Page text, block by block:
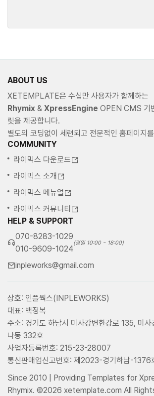
ABOUT US
XETEMPLATE은 수십만 사용자가 함께하는
Rhymix & XpressEngine OPEN CMS 기
릿을 제공합니다.
별도의 코딩없이 세련되고 전문적인 홈페이지
COMMUNITY
라이믹스 다운로드
라이믹스 소개
라이믹스 메뉴얼
라이믹스 커뮤니티
HELP & SUPPORT
070-8283-1029
010-9609-1024
(평일 10:00 ~ 18:00)
inpleworks@gmail.com
상호: 인플웍스(INPLEWORKS)
대표: 백정복
주소: 경기도 하남시 미사강변한강로 135, 미사
나동 332호
사업자등록번호: 215-23-28007
통신판매업신고번호: 제2023-경기하남-1376
Since 2010 | Providing Templates for
Rhymix. ©2026 xetemplate.com All